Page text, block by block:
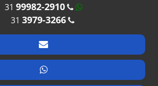
31 99982-2910
31 3979-3266